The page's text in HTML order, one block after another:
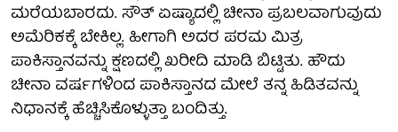
ಮರೆಯಬಾರದು. ಸೌತ್ ಏಷ್ಯಾದಲ್ಲಿ ಚೀನಾ ಪ್ರಬಲವಾಗುವುದು
ಅಮೆರಿಕಕ್ಕೆ ಬೇಕಿಲ್ಲ. ಹೀಗಾಗಿ ಅದರ ಪರಮ ಮಿತ್ರ
ಪಾಕಿಸ್ತಾನವನ್ನು ಕ್ಷಣದಲ್ಲಿ ಖರೀದಿ ಮಾಡಿ ಬಿಟ್ಟಿತು. ಹೌದು
ಚೀನಾ ವರ್ಷಗಳಿಂದ ಪಾಕಿಸ್ತಾನದ ಮೇಲೆ ತನ್ನ ಹಿಡಿತವನ್ನು
ನಿಧಾನಕ್ಕೆ ಹೆಚ್ಚಿಸಿಕೊಳ್ಳುತ್ತಾ ಬಂದಿತ್ತು.